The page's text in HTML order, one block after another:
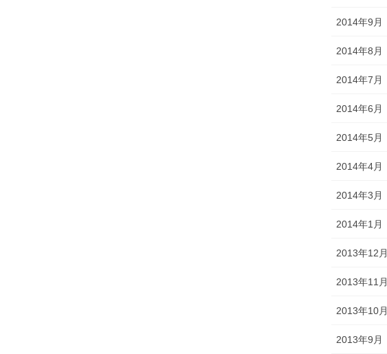
2014年9月
2014年8月
2014年7月
2014年6月
2014年5月
2014年4月
2014年3月
2014年1月
2013年12月
2013年11月
2013年10月
2013年9月